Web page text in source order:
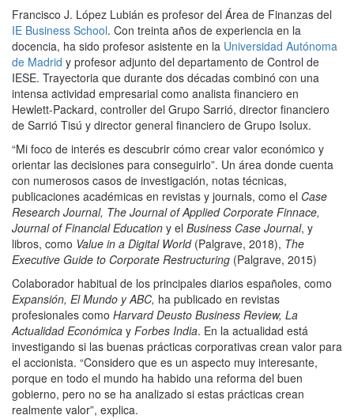
Francisco J. López Lubián es profesor del Área de Finanzas del
IE Business School. Con treinta años de experiencia en la
docencia, ha sido profesor asistente en la Universidad Autónoma
de Madrid y profesor adjunto del departamento de Control de
IESE. Trayectoria que durante dos décadas combinó con una
intensa actividad empresarial como analista financiero en
Hewlett-Packard, controller del Grupo Sarrió, director financiero
de Sarrió Tisú y director general financiero de Grupo Isolux.
“Mi foco de interés es descubrir cómo crear valor económico y
orientar las decisiones para conseguirlo”. Un área donde cuenta
con numerosos casos de investigación, notas técnicas,
publicaciones académicas en revistas y journals, como el Case
Research Journal, The Journal of Applied Corporate Finnace,
Journal of Financial Education y el Business Case Journal, y
libros, como Value in a Digital World(Palgrave, 2018), The
Executive Guide to Corporate Restructuring (Palgrave, 2015)
Colaborador habitual de los principales diarios españoles, como
Expansión, El Mundo y ABC, ha publicado en revistas
profesionales como Harvard Deusto Business Review, La
Actualidad Económica y Forbes India. En la actualidad está
investigando si las buenas prácticas corporativas crean valor para
el accionista. “Considero que es un aspecto muy interesante,
porque en todo el mundo ha habido una reforma del buen
gobierno, pero no se ha analizado si estas prácticas crean
realmente valor”, explica.